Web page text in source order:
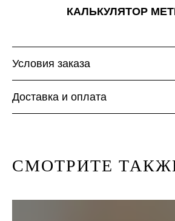
КАЛЬКУЛЯТОР
Условия заказа
Доставка и оплата
СМОТРИТЕ